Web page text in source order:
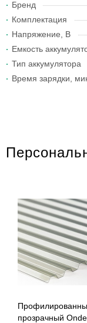
Бренд
Комплектация
Напряжение, В
Емкость
Тип аккумулятора
Время зарядки,
прозрачный